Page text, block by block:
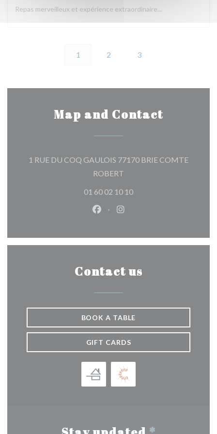
Repas merveilleux et expérience extraordinaire...
1 2 3
Map and Contact
1 RUE DU COQ GAULOIS 77170 BRIE COMTE
ROBERT
01 60 02 10 10
Facebook ((opens in a new
Instagram ((opens in a
Contact us
BOOK A TABLE
GIFT CARDS